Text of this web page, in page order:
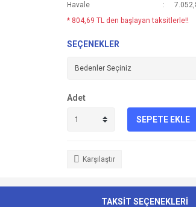
Havale
* 804,69 TL den başlayan taksitlerle!!
SEÇENEKLER
Adet
SEPETE EKLE
Karşılaştır
TAKSİT SEÇENEKLERİ